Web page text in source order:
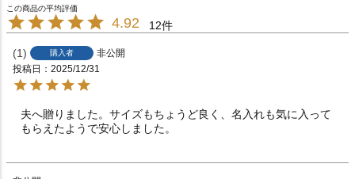
4.92 12
1 購入者
非公開
投稿日
2025/12/31
夫へ贈りました。サイズもちょうど良く、名入れも気に入って
もらえたようで安心しました。